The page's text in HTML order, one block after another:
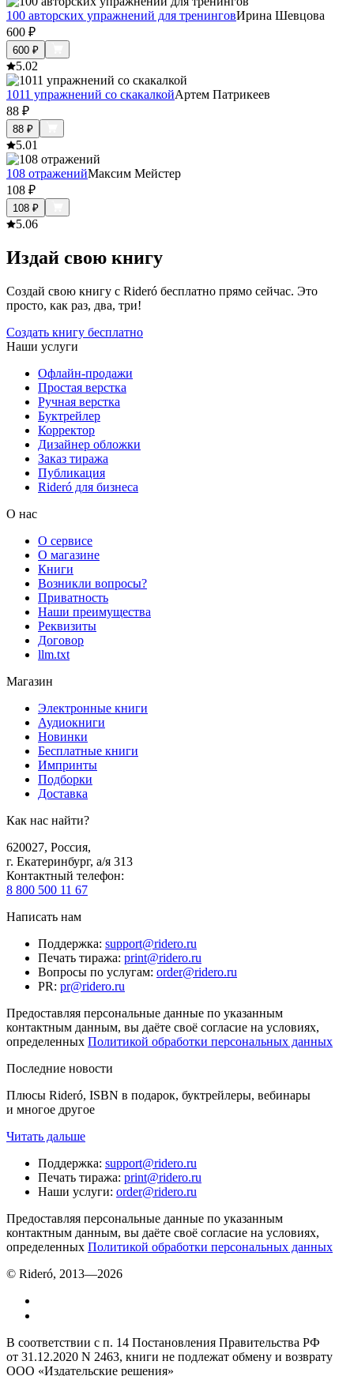
100 авторских упражнений для тренинговИрина Шевцова
600 ₽
600 ₽
5.02
1011 упражнений со скакалкойАртем Патрикеев
88 ₽
88 ₽
5.01
108 отраженийМаксим Мейстер
108 ₽
108 ₽
5.06
Издай свою книгу
Создай свою книгу с Rideró бесплатно прямо сейчас. Это
просто, как раз, два, три!
Создать книгу бесплатно
Наши услуги
Офлайн-продажи
Простая верстка
Ручная верстка
Буктрейлер
Корректор
Дизайнер обложки
Заказ тиража
Публикация
Rideró для бизнеса
О нас
О сервисе
О магазине
Книги
Возникли вопросы?
Приватность
Наши преимущества
Реквизиты
Договор
llm.txt
Магазин
Электронные книги
Аудиокниги
Новинки
Бесплатные книги
Импринты
Подборки
Доставка
Как нас найти?
620027, Россия,
г. Екатеринбург, а/я 313
Контактный телефон:
8 800 500 11 67
Написать нам
Поддержка: support@ridero.ru
Печать тиража: print@ridero.ru
Вопросы по услугам: order@ridero.ru
PR: pr@ridero.ru
Предоставляя персональные данные по указанным
контактным данным, вы даёте своё согласие на условиях,
определенных Политикой обработки персональных данных
Последние новости
Плюсы Rideró, ISBN в подарок, буктрейлеры, вебинары
и многое другое
Читать дальше
Поддержка: support@ridero.ru
Печать тиража: print@ridero.ru
Наши услуги: order@ridero.ru
Предоставляя персональные данные по указанным
контактным данным, вы даёте своё согласие на условиях,
определенных Политикой обработки персональных данных
© Rideró, 2013—2026
В соответствии с п. 14 Постановления Правительства РФ
от 31.12.2020 N 2463, книги не подлежат обмену и возврату
ООО «Издательские решения»